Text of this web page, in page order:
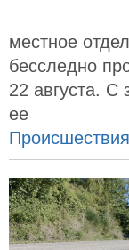
местное
бесследно
22 августа. С
ее
Происшествия